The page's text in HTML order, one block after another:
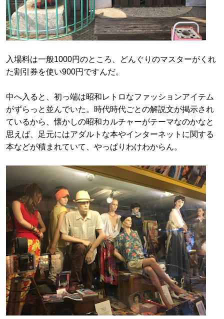
入場料は一般1000円のところ、どんぐりのマスターがくれ
た割引券を使い900円ですんだ。
中へ入ると、初っ端は昭和レトロなファッションアイテム
がずらっと並んでいた。時代時代ごとの解説文が掲示され
ているから、懐かしの昭和カルチャーがテーマなのかなと
思えば、足元にはアダルトな本やインターネットに関する
本などが積まれていて、やっぱりわけわからん。